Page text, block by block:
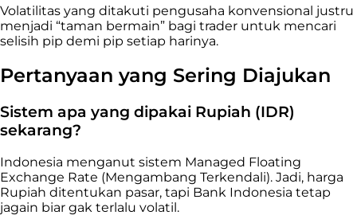
Volatilitas yang ditakuti pengusaha konvensional justru
menjadi “taman bermain” bagi trader untuk mencari
selisih pip demi pip setiap harinya.
Pertanyaan yang Sering Diajukan
Sistem apa yang dipakai Rupiah (IDR)
sekarang?
Indonesia menganut sistem Managed Floating
Exchange Rate (Mengambang Terkendali). Jadi, harga
Rupiah ditentukan pasar, tapi Bank Indonesia tetap
jagain biar gak terlalu volatil.